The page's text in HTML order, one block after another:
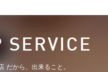
SERVICE
だから、出来ること。